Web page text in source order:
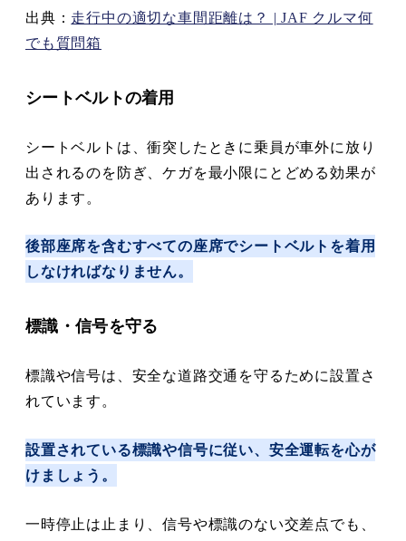
出典： 走行中の適切な車間距離は？ | JAF クルマ何
でも質問箱
シートベルトの着用
シートベルトは、衝突したときに乗員が車外に放り
出されるのを防ぎ、ケガを最小限にとどめる効果が
あります。
後部座席を含むすべての座席でシートベルトを着用
しなければなりません。
標識・信号を守る
標識や信号は、安全な道路交通を守るために設置さ
れています。
設置されている標識や信号に従い、安全運転を心が
けましょう。
一時停止は止まり、信号や標識のない交差点でも、